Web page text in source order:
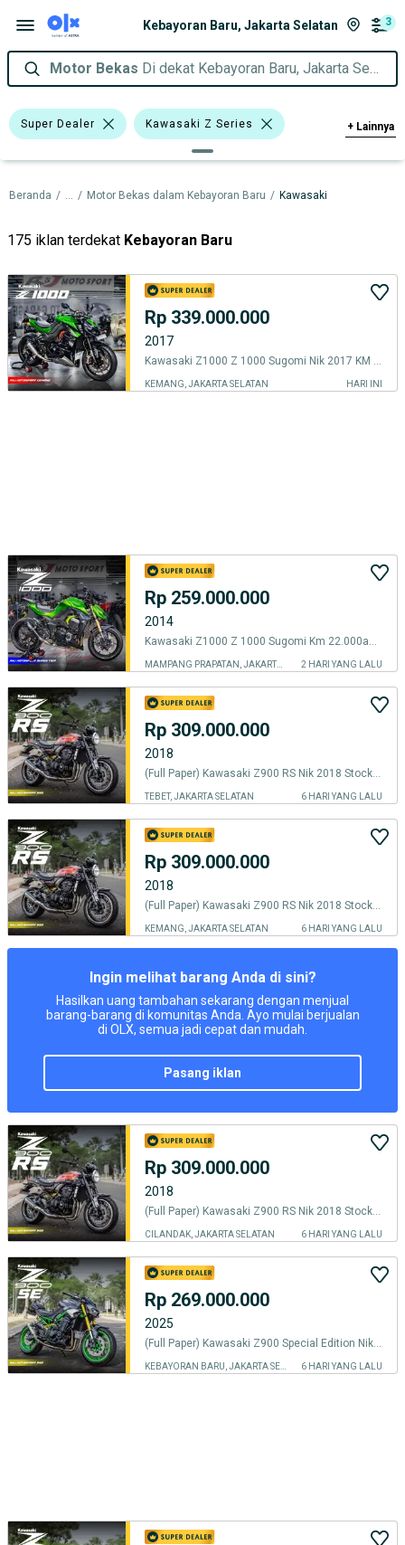
Kebayoran Baru, Jakarta Selatan 3
Motor Bekas Di dekat Kebayoran Baru, Jakarta Selatan
Super Dealer Kawasaki Z Series
Kawasaki
Harga Merek Dan Model Tahun
Tipe Membership
+ Lainnya
Beranda / ... / Motor Bekas dalam Kebayoran Baru / Kawasaki
175 iklan terdekat Kebayoran Baru
Rp 339.000.000
2017
Kawasaki Z1000 Z 1000 Sugomi Nik 2017 KM 15000an Knalpot Austin Racing
KEMANG, JAKARTA SELATAN HARI INI
Rp 259.000.000
2014
Kawasaki Z1000 Z 1000 Sugomi Km 22.000an warna Hijau
MAMPANG PRAPATAN, JAKARTA SELATAN 2 HARI YANG LALU
Rp 309.000.000
2018
(Full Paper) Kawasaki Z900 RS Nik 2018 Stock Exhaust Best Condition
TEBET, JAKARTA SELATAN 6 HARI YANG LALU
Rp 309.000.000
2018
(Full Paper) Kawasaki Z900 RS Nik 2018 Stock Exhaust Good Condition
KEMANG, JAKARTA SELATAN 6 HARI YANG LALU
Ingin melihat barang Anda di sini?
Hasilkan uang tambahan sekarang dengan menjual
barang-barang di komunitas Anda. Ayo mulai berjualan
di OLX, semua jadi cepat dan mudah.
pasang iklan
Rp 309.000.000
2018
(Full Paper) Kawasaki Z900 RS Nik 2018 Stock Exhaust The Best Unit
CILANDAK, JAKARTA SELATAN 6 HARI YANG LALU
Rp 269.000.000
2025
(Full Paper) Kawasaki Z900 Special Edition Nik 2025 KM 500
6 HARI YANG LALU